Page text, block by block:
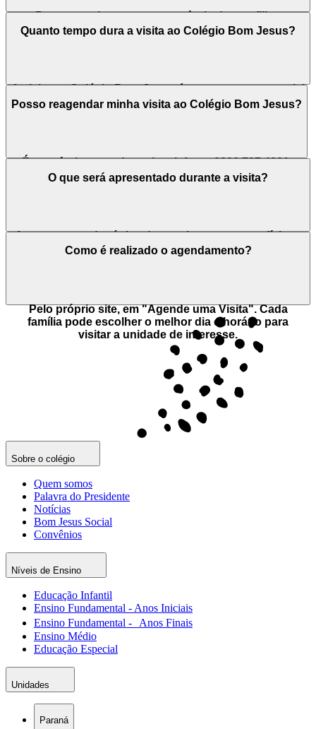
Para garantir a vaga e a matrícula do seu filho,
recomenda-se realizar o agendamento com
Quanto tempo dura a visita ao Colégio Bom Jesus?
A visita ao Colégio Bom Jesus é um momento especial
para a família e para a escola, pois oferece uma
oportunidade para conhecer a estrutura e esclarecer
Posso reagendar minha visita ao Colégio Bom Jesus?
É possível reagendar pelo telefone: 0800 727 4001.
O que será apresentado durante a visita?
A proposta pedagógica da escola, os espaços físicos
e ambientes de aprendizagem, diferenciais da unidade,
Como é realizado o agendamento?
Pelo próprio site, em "Agende uma Visita". Cada
família pode escolher o melhor dia e horário para
visitar a unidade de interesse.
Sobre o colégio
Quem somos
Palavra do Presidente
Notícias
Bom Jesus Social
Convênios
Níveis de Ensino
Educação Infantil
Ensino Fundamental - Anos Iniciais
Ensino Fundamental - Anos Finais
Ensino Médio
Educação Especial
Unidades
Paraná